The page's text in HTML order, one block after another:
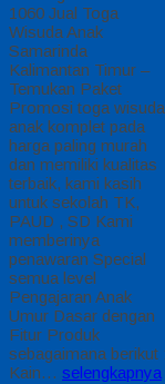
1060 Jual Toga
Wisuda Anak
Samarinda
Kalimantan Timur –
Temukan Paket
Promosi toga wisuda
anak komplet pada
harga paling murah
dan memiliki kualitas
terbaik, kami kasih
untuk sekolah TK,
PAUD , SD Kami
memberinya
penawaran Special
semua level
Pengajaran Anak
Umur Dasar dengan
Fitur Produk
sebagaimana berikut :
Kain… selengkapnya